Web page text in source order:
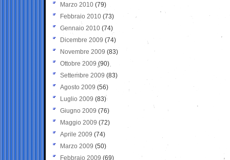
Marzo 2010 (79)
Febbraio 2010 (73)
Gennaio 2010 (74)
Dicembre 2009 (74)
Novembre 2009 (83)
Ottobre 2009 (90)
Settembre 2009 (83)
Agosto 2009 (56)
Luglio 2009 (83)
Giugno 2009 (76)
Maggio 2009 (72)
Aprile 2009 (74)
Marzo 2009 (50)
Febbraio 2009 (69)